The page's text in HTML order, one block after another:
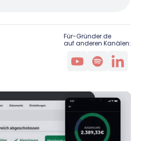
Für-Gründer.de
auf anderen Kanälen: